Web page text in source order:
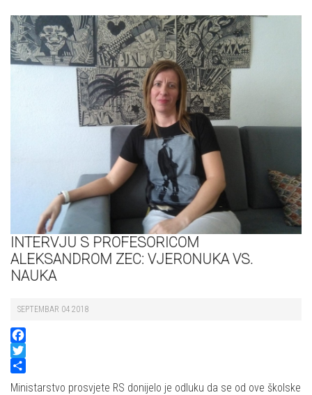
INTERVJU S PROFESORICOM
ALEKSANDROM ZEC: VJERONUKA VS.
NAUKA
SEPTEMBAR 04 2018
Facebook
Twitter
Share
Ministarstvo prosvjete RS donijelo je odluku da se od ove školske